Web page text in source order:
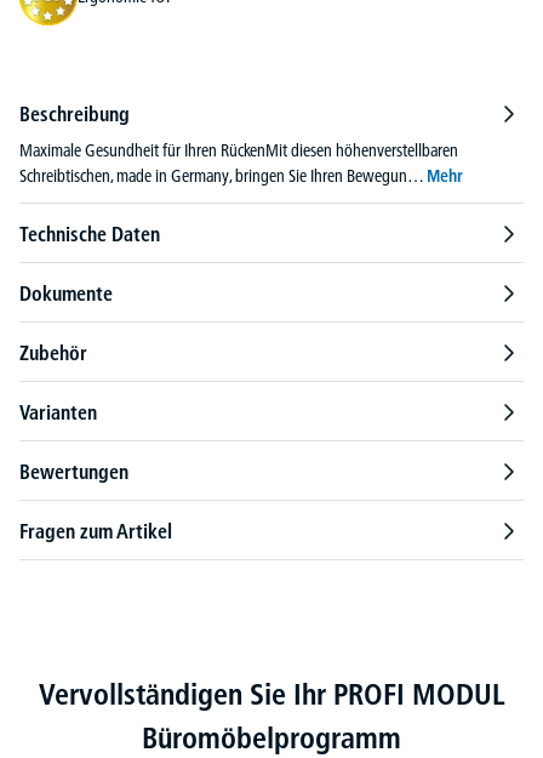
Beschreibung
Maximale Gesundheit für Ihren RückenMit diesen höhenverstellbaren
Schreibtischen, made in Germany, bringen Sie Ihren Bewegun… Mehr
Technische Daten
Dokumente
Zubehör
Varianten
Bewertungen
Fragen zum Artikel
Produktgalerie überspringen
Vervollständigen Sie Ihr PROFI MODUL
Büromöbelprogramm